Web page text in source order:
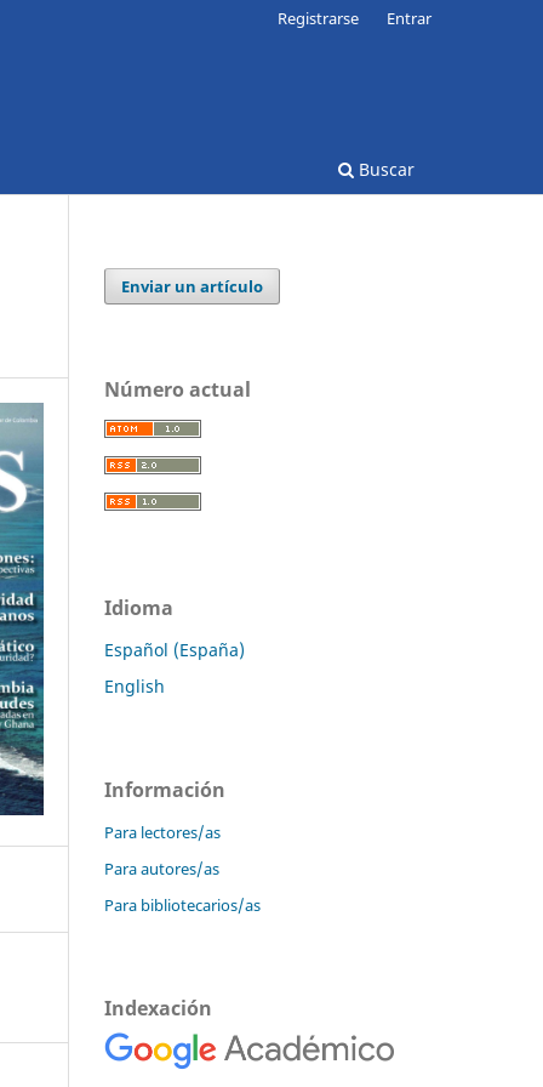
Buscar
Registrarse Entrar
Enviar un artículo
Número actual
Idioma
Español (España)
English
Información
Para lectores/as
Para autores/as
Para bibliotecarios/as
Indexación